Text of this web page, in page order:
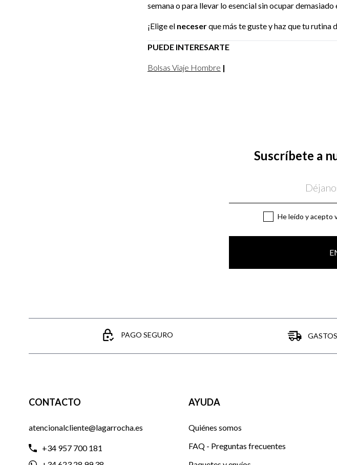
semana o para llevar lo esencial sin ocupar demasiado
¡Elige el neceserque más te guste y haz que tu rutina
PUEDE INTERESARTE
Bolsas Viaje Hombre |
Suscríbete a
He leído y acepto
PAGO SEGURO
CONTACTO
atencionalcliente@lagarrocha.es
+34 957 700 181
AYUDA
Quiénes somos
FAQ - Preguntas frecuentes